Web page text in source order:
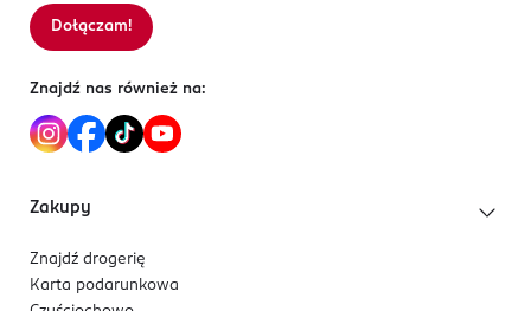
Dołączam!
Znajdź nas również na:
Zakupy
Znajdź drogerię
Karta podarunkowa